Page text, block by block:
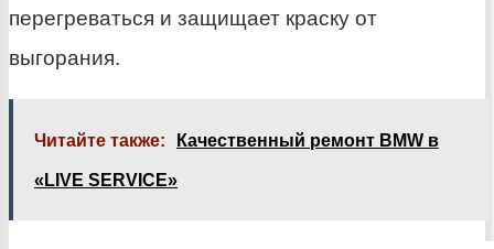
перегреваться и защищает краску от
выгорания.
Читайте также: Качественный ремонт BMW в
«LIVE SERVICE»